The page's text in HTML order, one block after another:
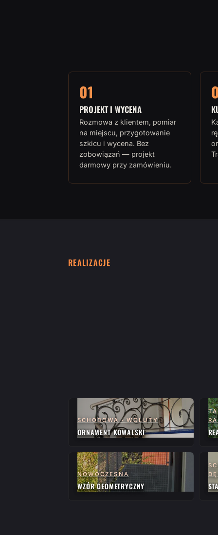
01
PROJEKT I WYCENA
Rozmowa z klientem, pomiar
na miejscu, przygotowanie
szkicu i wycena. Bez
zobowiązań — projekt
darmowy przy zamówieniu.
REALIZACJE
SCHODOWA · WOLUTY
ORNAMENT KOWALSKI
NOWOCZESNA
WZÓR GEOMETRYCZNY